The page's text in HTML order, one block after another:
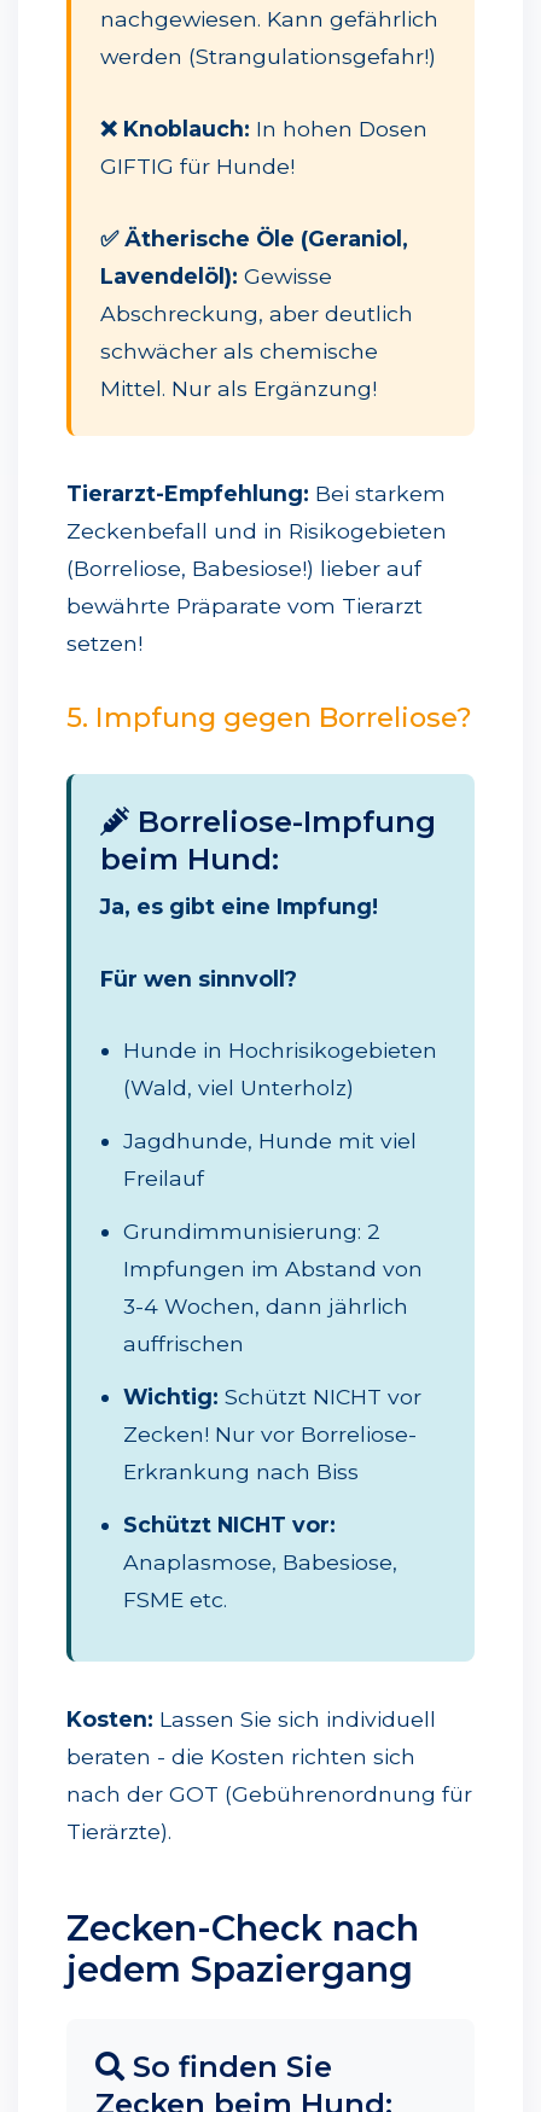
nachgewiesen. Kann gefährlich
werden (Strangulationsgefahr!)
❌ Knoblauch: In hohen Dosen
GIFTIG für Hunde!
✅ Ätherische Öle (Geraniol,
Lavendelöl): Gewisse
Abschreckung, aber deutlich
schwächer als chemische
Mittel. Nur als Ergänzung!
Tierarzt-Empfehlung: Bei starkem
Zeckenbefall und in Risikogebieten
(Borreliose, Babesiose!) lieber auf
bewährte Präparate vom Tierarzt
setzen!
5. Impfung gegen Borreliose?
Borreliose-Impfung
beim Hund:
Ja, es gibt eine Impfung!
Für wen sinnvoll?
Hunde in Hochrisikogebieten
(Wald, viel Unterholz)
Jagdhunde, Hunde mit viel
Freilauf
Grundimmunisierung: 2
Impfungen im Abstand von
3-4 Wochen, dann jährlich
auffrischen
Wichtig: Schützt NICHT vor
Zecken! Nur vor Borreliose-
Erkrankung nach Biss
Schützt NICHT vor:
Anaplasmose, Babesiose,
FSME etc.
Kosten: Lassen Sie sich individuell
beraten - die Kosten richten sich
nach der GOT (Gebührenordnung für
Tierärzte).
Zecken-Check nach
jedem Spaziergang
So finden Sie
Zecken beim Hund: